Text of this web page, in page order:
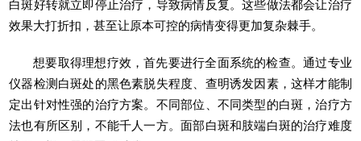
白斑好转就立即停止治疗，导致病情反复。这些做法都会让治疗
效果大打折扣，甚至让原本可控的病情变得更加复杂棘手。
想要取得理想疗效，首先要进行全面系统的检查。通过专业
仪器检测白斑处的黑色素脱失程度、查明诱发因素，这样才能制
定出针对性强的治疗方案。不同部位、不同类型的白斑，治疗方
法也有所区别，不能千人一方。面部白斑和肢端白斑的治疗难度